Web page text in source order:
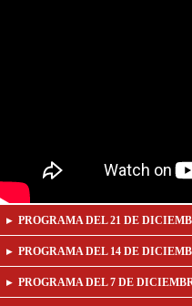
PROGRAMA DEL 21 DE
PROGRAMA DEL 14 DE
PROGRAMA DEL 7 DE